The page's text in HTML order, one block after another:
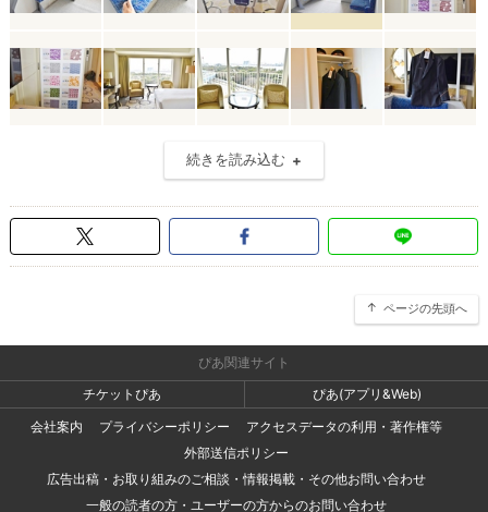
続きを読み込む
ページの先頭へ
ぴあ関連サイト
チケットぴあ
ぴあ(アプリ&Web)
会社案内
プライバシーポリシー
アクセスデータの利用・著作権等
外部送信ポリシー
広告出稿・お取り組みのご相談・情報掲載・その他お問い合わせ
一般の読者の方・ユーザーの方からのお問い合わせ